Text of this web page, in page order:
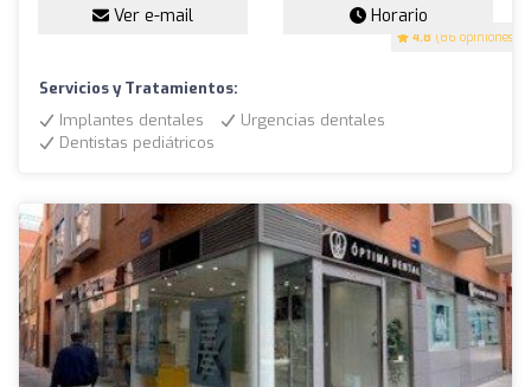
4.8 (86 opiniones)
Ver e-mail Horario
Servicios y Tratamientos:
Implantes dentales
Urgencias dentales
Dentistas pediátricos